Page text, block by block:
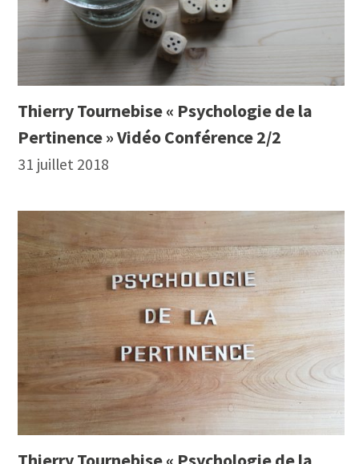
Thierry Tournebise « Psychologie de la
Pertinence » Vidéo Conférence 2/2
31 juillet 2018